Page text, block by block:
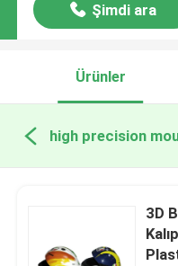
Şimdi ara
Ürünler
3D